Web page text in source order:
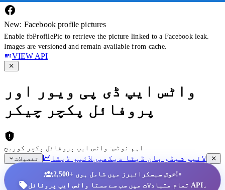
New: Facebook profile pictures
Enable fbProfilePic to retrieve the picture linked to a Facebook leak.
Images are versioned and remain available from cache.
VIEW API
واٹس ایپ ڈی پی ویور اور
پروفائل پکچر چیکر
اہم نوٹس: واٹس ایپ پروفائل پکچر کوریج
تفصیلات
لائیو شیڈو بان ڈیٹا دیکھیں لائیو ڈیٹا
2,500+ خوش سبسکرائبرز میں شامل ہوں!•
تمام متبادلات میں سب سے سستا واٹس ایپ پروفائل API۔